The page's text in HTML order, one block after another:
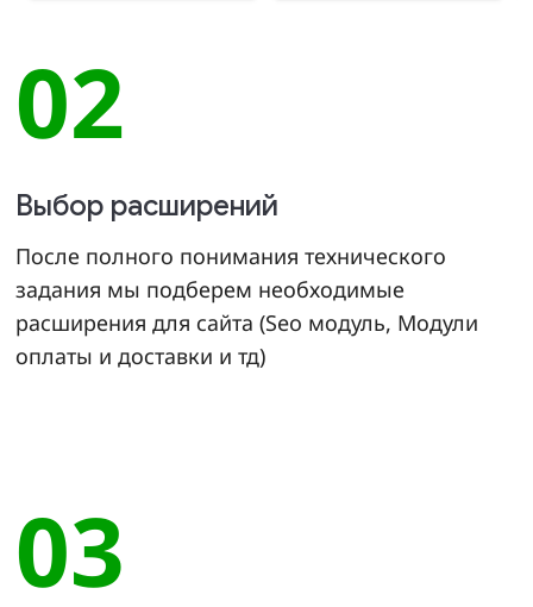
02
Выбор расширений
После полного понимания технического
задания мы подберем необходимые
расширения для сайта (Seo модуль, Модули
оплаты и доставки и тд)
03